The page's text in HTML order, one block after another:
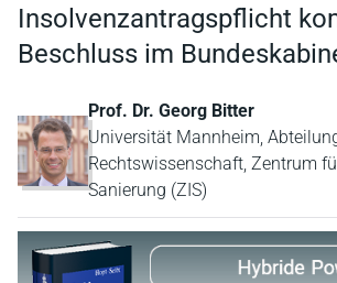
Insolvenzantragspflicht
Beschluss im
Prof. Dr. Georg Bitter
Universität Mannheim,
Rechtswissenschaft, Zentrum
Sanierung (ZIS)